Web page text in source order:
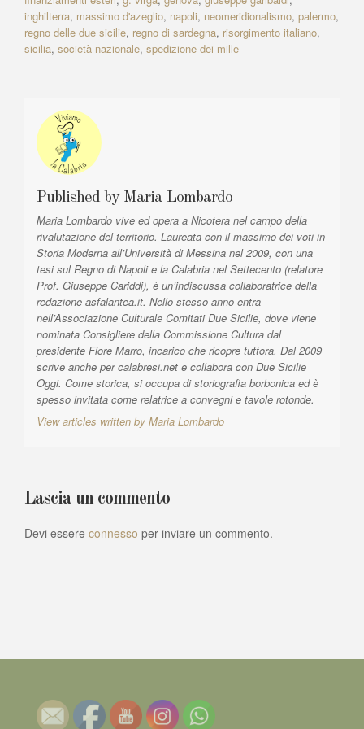
z
i
s
A
r
t
i
c
e
inghilterra, massimo d'azeglio, napoli, neomeridionalismo, palermo,
regno delle due sicilie, regno di sardegna, risorgimento italiano,
sicilia, società nazionale, spedizione dei mille
Published byMaria Lombardo
Maria Lombardo vive ed opera a Nicotera nel campo della
rivalutazione del territorio. Laureata con il massimo dei voti in
Storia Moderna all’Università di Messina nel 2009, con una
tesi sul Regno di Napoli e la Calabria nel Settecento (relatore
Prof. Giuseppe Cariddi), è un’indiscussa collaboratrice della
redazione asfalantea.it. Nello stesso anno entra
nell’Associazione Culturale Comitati Due Sicilie, dove viene
nominata Consigliere della Commissione Cultura dal
presidente Fiore Marro, incarico che ricopre tuttora. Dal 2009
scrive anche per calabresi.net e collabora con Due Sicilie
Oggi. Come storica, si occupa di storiografia borbonica ed è
spesso invitata come relatrice a convegni e tavole rotonde.
View articles written by Maria Lombardo
Lascia un commento
Devi essere connesso per inviare un commento.